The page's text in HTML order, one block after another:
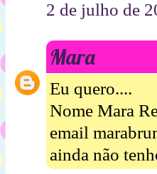
2 de julho de
Mara
Eu quero....
Nome Mara
email
ainda não